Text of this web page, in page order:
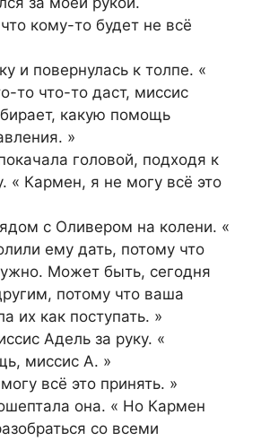
кому-то будет не всё
и повернулась к толпе. «
то что-то даст, миссис
какую помощь
»
головой, подходя к
« Кармен, я не могу всё это
с Оливером на колени. «
ему дать, потому что
Может быть, сегодня
потому что ваша
их как поступать. »
Адель за руку. «
миссис А. »
всё это принять. »
она. « Но Кармен
со всеми